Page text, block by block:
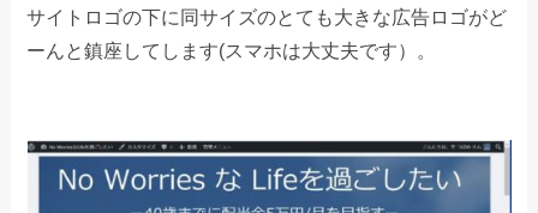
サイトロゴの下に同サイズのとても大きな広告ロゴがど
ーんと鎮座してします(スマホは大丈夫です）。